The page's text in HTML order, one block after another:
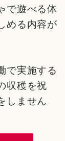
で遊べる体
める内容が
で実施する
収穫を祝
しません